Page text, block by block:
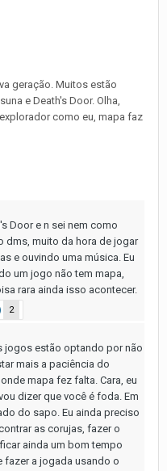
geração. Muitos estão
e Death's Door. Olha,
como eu, mapa faz
Door e n sei nem como
dms, muito da hora de jogar
e ouvindo uma música. Eu
um jogo não tem mapa,
rara ainda isso acontecer.
2
jogos estão optando por não
mais a paciência do
mapa fez falta. Cara, eu
dizer que você é foda. Em
do sapo. Eu ainda preciso
as corujas, fazer o
ainda um bom tempo
fazer a jogada usando o